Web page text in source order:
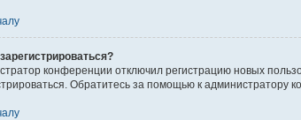
конференции отключил регистрацию новых
Обратитесь за помощью к администратору